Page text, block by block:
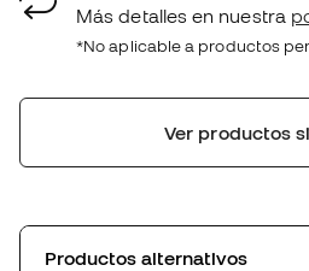
Más detalles en nuestra
*No aplicable a productos
Ver productos
Productos alternativos